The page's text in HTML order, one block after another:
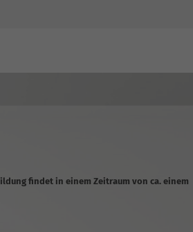
findet in einem Zeitraum von ca. einem